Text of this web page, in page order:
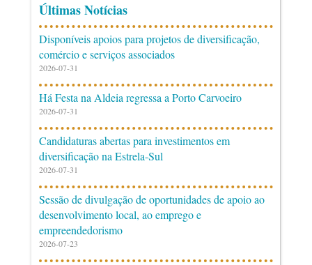
Últimas Notícias
Disponíveis apoios para projetos de diversificação,
comércio e serviços associados
2026-07-31
Há Festa na Aldeia regressa a Porto Carvoeiro
2026-07-31
Candidaturas abertas para investimentos em
diversificação na Estrela-Sul
2026-07-31
Sessão de divulgação de oportunidades de apoio ao
desenvolvimento local, ao emprego e
empreendedorismo
2026-07-23